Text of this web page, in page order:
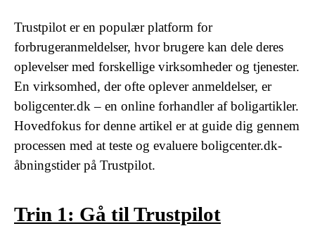
Trustpilot er en populær platform for
forbrugeranmeldelser, hvor brugere kan dele deres
oplevelser med forskellige virksomheder og tjenester.
En virksomhed, der ofte oplever anmeldelser, er
boligcenter.dk – en online forhandler af boligartikler.
Hovedfokus for denne artikel er at guide dig gennem
processen med at teste og evaluere boligcenter.dk-
åbningstider på Trustpilot.
Trin 1: Gå til Trustpilot